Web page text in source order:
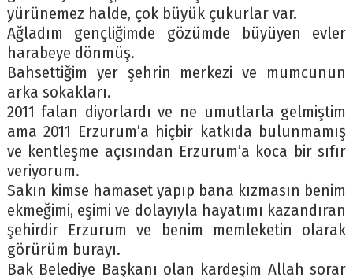
yürünemez halde, çok büyük çukurlar var.
Ağladım gençliğimde gözümde büyüyen evler
harabeye dönmüş.
Bahsettiğim yer şehrin merkezi ve mumcunun
arka sokakları.
2011 falan diyorlardı ve ne umutlarla gelmiştim
ama 2011 Erzurum’a hiçbir katkıda bulunmamış
ve kentleşme açısından Erzurum’a koca bir sıfır
veriyorum.
Sakın kimse hamaset yapıp bana kızmasın benim
ekmeğimi, eşimi ve dolayıyla hayatımı kazandıran
şehirdir Erzurum ve benim memleketin olarak
görürüm burayı.
Bak Belediye Başkanı olan kardeşim Allah sorar